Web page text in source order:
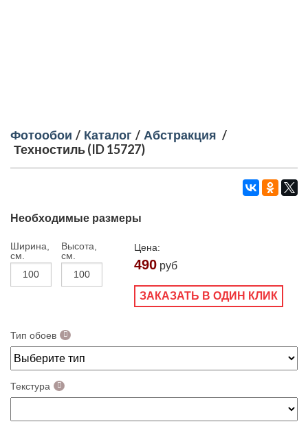
Фотообои / Каталог / Абстракция /
Техностиль (ID 15727)
Необходимые размеры
Ширина,
см.
Высота,
см.
Цена:
490 руб
ЗАКАЗАТЬ В ОДИН КЛИК
Тип обоев
Текстура